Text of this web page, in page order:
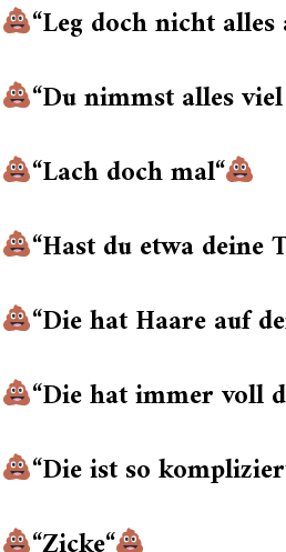
“Leg doch nicht
“Du nimmst alles
“Lach doch mal“
“Hast du etwa deine
“Die hat Haare auf
“Die hat immer voll
“Die ist so